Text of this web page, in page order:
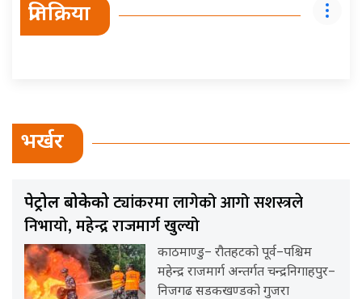
प्रतिक्रिया
भर्खर
पेट्रोल बोकेकोट्यांकरमा लागेको आगो सशस्त्रले
निभायो, महेन्द्र राजमार्ग खुल्यो
काठमाण्डु– रौतहटको पूर्व–पश्चिम
महेन्द्र राजमार्ग अन्तर्गत चन्द्रनिगाहपुर–
निजगढ सडकखण्डको गुजरा